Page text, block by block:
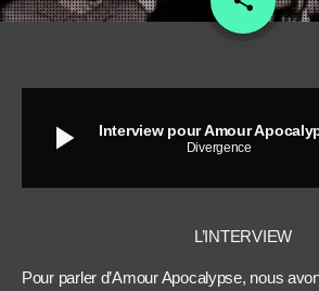
play_arrow Interview pour Amour
Divergence
L’INTERVIEW
Pour parler d’Amour Apocalypse, nous